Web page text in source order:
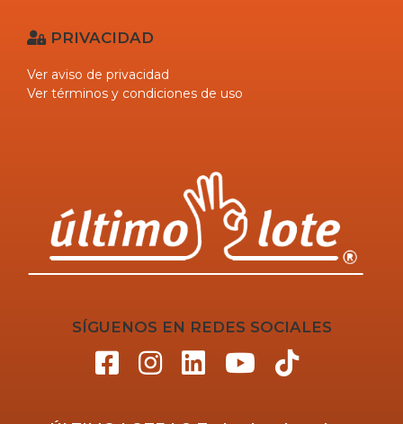
PRIVACIDAD
Ver aviso de privacidad
Ver términos y condiciones de uso
SÍGUENOS EN REDES SOCIALES